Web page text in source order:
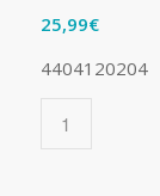
25,99€
4404120204